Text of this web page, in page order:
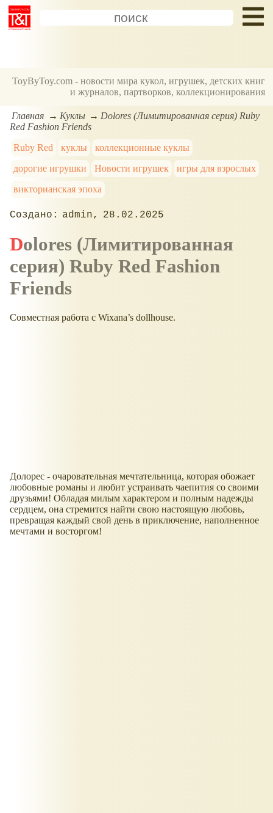
ToyByToy.com - новости мира кукол, игрушек, детских книг
и журналов, партворков, коллекционирования
Главная Куклы
Dolores (Лимитированная серия) Ruby
Red Fashion Friends
Ruby Red
куклы
коллекционные куклы
дорогие игрушки
Новости игрушек
игры для взрослых
викторианская эпоха
admin 28.02.2025
Dolores (Лимитированная
серия) Ruby Red Fashion
Friends
Совместная работа с Wixana’s dollhouse.
Долорес - очаровательная мечтательница, которая обожает
любовные романы и любит устраивать чаепития со своими
друзьями! Обладая милым характером и полным надежды
сердцем, она стремится найти свою настоящую любовь,
превращая каждый свой день в приключение, наполненное
мечтами и восторгом!